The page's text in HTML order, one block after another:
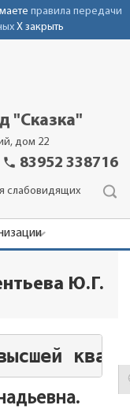
правила передачи
X закрыть
"Сказка"
дом 22
phone 83952 338716
слабовидящих
Ю.Г.